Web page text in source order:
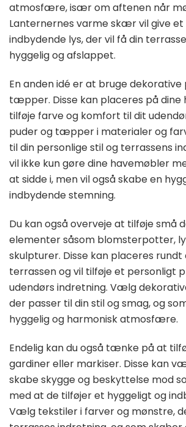
atmosfære, især om aftenen når
Lanternernes varme skær vil give
indbydende lys, der vil få din
hyggelig og afslappet.
En anden idé er at bruge dekorative
tæpper. Disse kan placeres på dine
tilføje farve og komfort til dit
puder og tæpper i materialer og
til din personlige stil og terrassens
vil ikke kun gøre dine havemøbler
at sidde i, men vil også skabe en
indbydende stemning.
Du kan også overveje at tilføje små
elementer såsom blomsterpotter,
skulpturer. Disse kan placeres
terrassen og vil tilføje et personligt
udendørs indretning. Vælg
der passer til din stil og smag, og
hyggelig og harmonisk atmosfære.
Endelig kan du også tænke på at
gardiner eller markiser. Disse kan
skabe skygge og beskyttelse mod
med at de tilføjer et hyggeligt og
Vælg tekstiler i farver og mønstre,